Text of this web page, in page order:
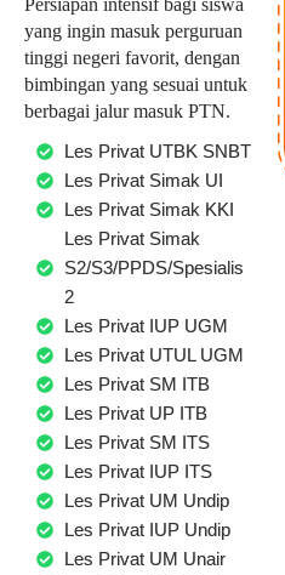
yang ingin masuk perguruan
tinggi negeri favorit, dengan
bimbingan yang sesuai untuk
berbagai jalur masuk PTN.
Les Privat UTBK SNBT
Les Privat Simak UI
Les Privat Simak KKI
Les Privat Simak
S2/S3/PPDS/Spesialis
2
Les Privat IUP UGM
Les Privat UTUL UGM
Les Privat SM ITB
Les Privat UP ITB
Les Privat SM ITS
Les Privat IUP ITS
Les Privat UM Undip
Les Privat IUP Undip
Les Privat UM Unair